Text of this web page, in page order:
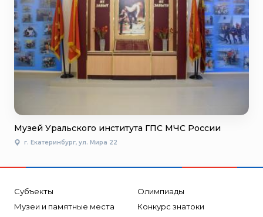
Музей Уральского института ГПС МЧС России
г. Екатеринбург, ул. Мира 22
Субъекты
Музеи и памятные места
Олимпиады
Конкурс знатоки